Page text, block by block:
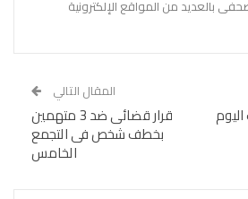
بالعديد من المواقع الإلكترونية
المقال التالي
قرار قضائى ضد 3 متهمين
بخطف شخص فى التجمع
الخامس